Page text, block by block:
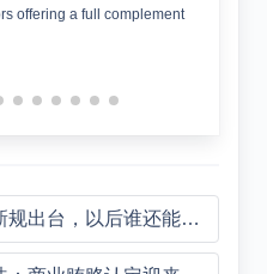
offering a full complement
，以后谁还能查登记资料？